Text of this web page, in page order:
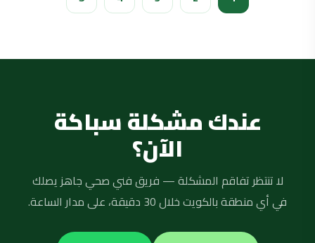
عندك مشكلة سباكة
الآن؟
لا تنتظر تفاقم المشكلة — فريق فني صحي جاهز يصلك
في أي منطقة بالكويت خلال 30 دقيقة، على مدار الساعة.